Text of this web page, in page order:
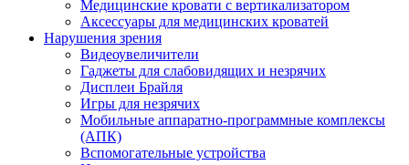
Медицинские кровати с вертикализатором
Аксессуары для медицинских кроватей
Нарушения зрения
Видеоувеличители
Гаджеты для слабовидящих и незрячих
Дисплеи Брайля
Игры для незрячих
Мобильные аппаратно-программные комплексы
(АПК)
Вспомогательные устройства